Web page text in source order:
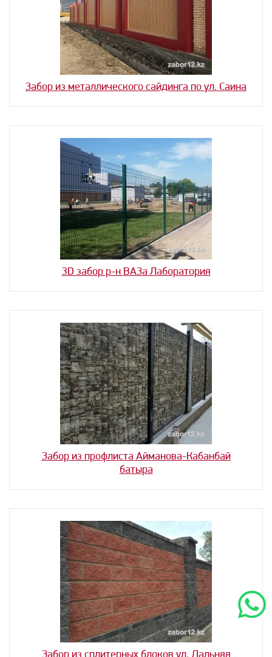
Забор из металлического сайдинга по ул. Саина
3D забор р-н ВАЗа Лаборатория
Забор из профлиста Айманова-Кабанбай
батыра